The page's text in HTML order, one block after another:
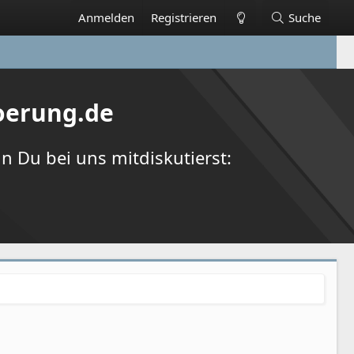
Anmelden Registrieren Suche
Du bei uns mitdiskutierst: